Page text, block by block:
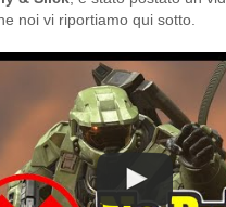
noi vi riportiamo qui sotto.